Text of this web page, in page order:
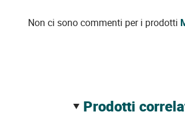
Non ci sono commenti per i prodotti
prodotti